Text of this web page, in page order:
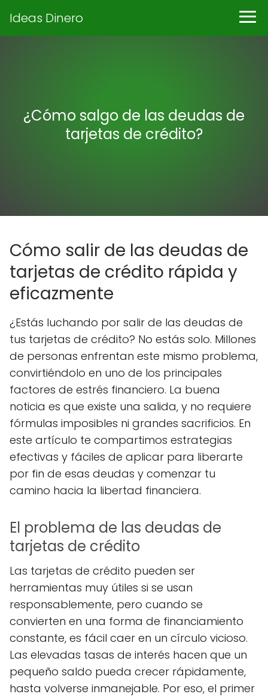
Ideas Dinero
¿Cómo salgo de las deudas de
tarjetas de crédito?
Cómo salir de las deudas de
tarjetas de crédito rápida y
eficazmente
¿Estás luchando por salir de las deudas de
tus tarjetas de crédito? No estás solo. Millones
de personas enfrentan este mismo problema,
convirtiéndolo en uno de los principales
factores de estrés financiero. La buena
noticia es que existe una salida, y no requiere
fórmulas imposibles ni grandes sacrificios. En
este artículo te compartimos estrategias
efectivas y fáciles de aplicar para liberarte
por fin de esas deudas y comenzar tu
camino hacia la libertad financiera.
El problema de las deudas de
tarjetas de crédito
Las tarjetas de crédito pueden ser
herramientas muy útiles si se usan
responsablemente, pero cuando se
convierten en una forma de financiamiento
constante, es fácil caer en un círculo vicioso.
Las elevadas tasas de interés hacen que un
pequeño saldo pueda crecer rápidamente,
hasta volverse inmanejable. Por eso, el primer